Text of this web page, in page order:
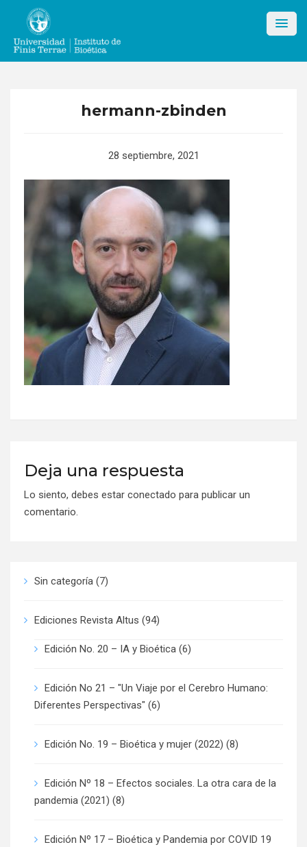
content
hermann-zbinden
28 septiembre, 2021
Deja una respuesta
Lo siento, debes estar conectado para publicar un
comentario.
Sin categoría (7)
Ediciones Revista Altus (94)
Edición No. 20 – IA y Bioética (6)
Edición No 21 – "Un Viaje por el Cerebro Humano:
Diferentes Perspectivas" (6)
Edición No. 19 – Bioética y mujer (2022) (8)
Edición Nº 18 – Efectos sociales. La otra cara de la
pandemia (2021) (8)
Edición Nº 17 – Bioética y Pandemia por COVID 19